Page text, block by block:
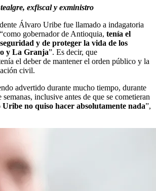
exfiscal y exministro
Álvaro Uribe fue llamado a indagatoria
gobernador de Antioquia, tenía el
y de proteger la vida de los
y La Granja”. Es decir, que
el deber de mantener el orden público y la
civil.
advertido durante mucho tiempo, durante
semanas, inclusive antes de que se cometieran
no quiso hacer absolutamente nada”,